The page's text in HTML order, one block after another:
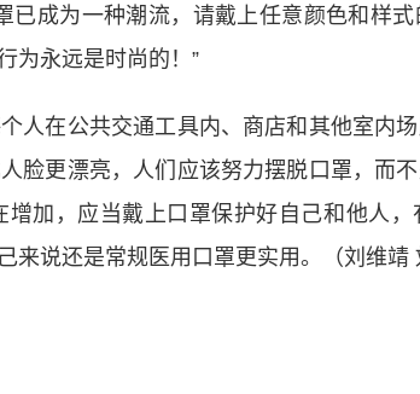
成为一种潮流，请戴上任意颜色和样式
为永远是时尚的！”
在公共交通工具内、商店和其他室内
脸更漂亮，人们应该努力摆脱口罩，而
加，应当戴上口罩保护好自己和他人
说还是常规医用口罩更实用。（刘维靖